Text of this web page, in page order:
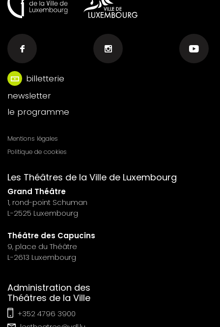
Menu
footer
n°6
billetterie
newsletter
le programme
Menu
n°7
Mentions légales
Politique de cookies
Les Théâtres de la Ville de Luxembourg
Grand Théâtre
1, rond-point Schuman
L-2525 Luxembourg
Théâtre des Capucins
9, place du Théâtre
L-2613 Luxembourg
Administration des
Théâtres de la Ville
+352 4796 3900